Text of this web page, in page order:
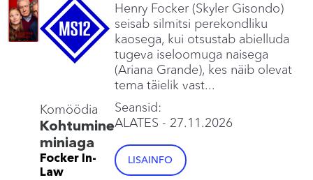
Henry Focker (Skyler Gisondo)
seisab silmitsi perekondliku
kaosega, kui otsustab abielluda
tugeva iseloomuga naisega
(Ariana Grande), kes näib olevat
tema täielik vast...
Seansid:
ALATES - 27.11.2026
LISAINFO
Komöödia
Kohtumine
miniaga
Focker In-
Law